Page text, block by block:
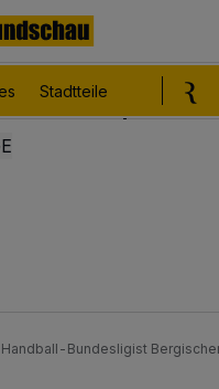
Stadtteile
Handball-Bundesligist